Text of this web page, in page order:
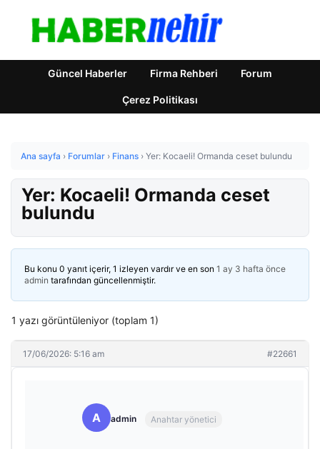
Güncel Haberler Firma Rehberi Forum
Çerez Politikası
Ana sayfa › Forumlar › Finans › Yer: Kocaeli! Ormanda ceset bulundu
Yer: Kocaeli! Ormanda ceset
bulundu
Bu konu 0 yanıt içerir, 1 izleyen vardır ve en son 1 ay 3 hafta önce
admin tarafından güncellenmiştir.
1 yazı görüntüleniyor (toplam 1)
17/06/2026: 5:16 am #22661
A admin Anahtar yönetici